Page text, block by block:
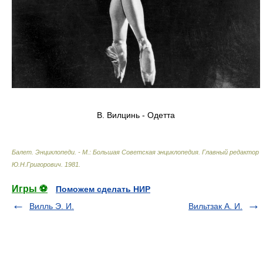
В. Вилцинь - Одетта
Балет. Энциклопеди. - М.: Большая Советская энциклопедия Главный редактор
Ю.Н.Григорович 1981
Игры ⚽
Поможем сделать НИР
Вилль Э. И.
Вильтзак А. И.